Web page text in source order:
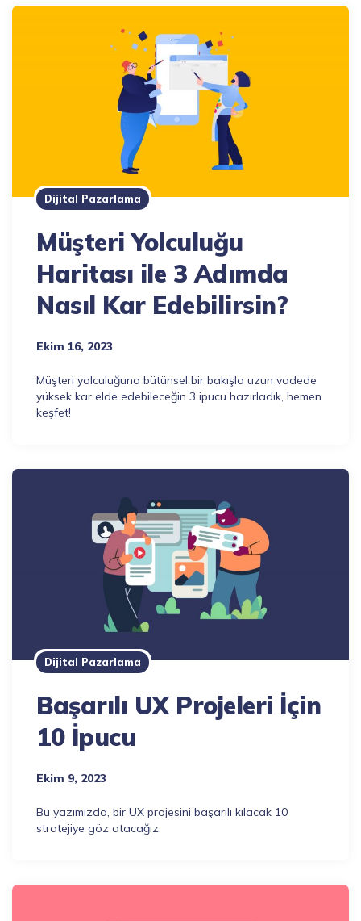
Dijital Pazarlama
Müşteri Yolculuğu
Haritası ile 3 Adımda
Nasıl Kar Edebilirsin?
Ekim 16, 2023
Müşteri yolculuğuna bütünsel bir bakışla uzun vadede
yüksek kar elde edebileceğin 3 ipucu hazırladık, hemen
keşfet!
Dijital Pazarlama
Başarılı UX Projeleri İçin
10 İpucu
Ekim 9, 2023
Bu yazımızda, bir UX projesini başarılı kılacak 10
stratejiye göz atacağız.